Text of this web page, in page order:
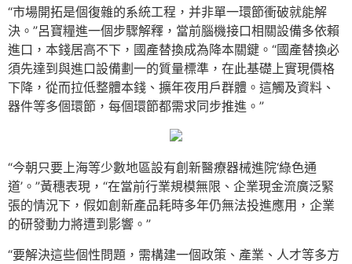
“市場開拓是個復雜的系統工程，并非單一環節衝破就能解
決。”呂寶糧進一個步驟解釋，當前腦機接口相關設備多依賴
進口，本錢居高不下，國產替換成為降本關鍵。“國產替換必
須先達到與進口設備劃一的質量標準，在此基礎上實現價格
下降，從而拉低整體本錢、擴年夜用戶群體。這觸及資料、
器件等多個環節，每個環節都需求同步推進。”
“今朝只要上海等少數地區設有創新醫療器械進院‘綠色通
道’。”黃穗表現，“在當前行業規模無限、企業現金流廣泛緊
張的情況下，假如創新產品耗時多年仍無法投進應用，企業
的研發動力將遭到影響。”
“要解決這些個性問題，需構建一個政策、產業、人才等多方